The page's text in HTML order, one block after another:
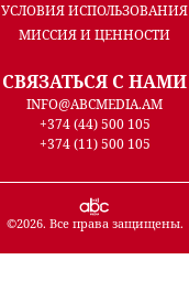
УСЛОВИЯ ИСПОЛЬЗОВАНИЯ
МИССИЯ И ЦЕННОСТИ
СВЯЗАТЬСЯ С НАМИ
INFO@ABCMEDIA.AM
+374 (44) 500 105
+374 (11) 500 105
©2026. Все права защищены.